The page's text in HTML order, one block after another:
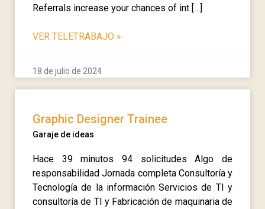
Referrals increase your chances of int […]
VER TELETRABAJO »
18 de julio de 2024
Graphic Designer Trainee
Garaje de ideas
Hace 39 minutos 94 solicitudes Algo de
responsabilidad Jornada completa Consultoría y
Tecnología de la información Servicios de TI y
consultoría de TI y Fabricación de maquinaria de